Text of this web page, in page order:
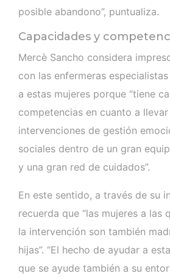
posible abandono”, puntualiza.
Capacidades y
Mercè Sancho considera
con las enfermeras
a estas mujeres porque “tiene
competencias en cuanto a
intervenciones de gestión
sociales dentro de un gran
y una gran red de cuidados”.
En este sentido, a través de su
recuerda que “las mujeres a las
la intervención son también
hijas”. “El hecho de ayudar a
que se ayude también a su